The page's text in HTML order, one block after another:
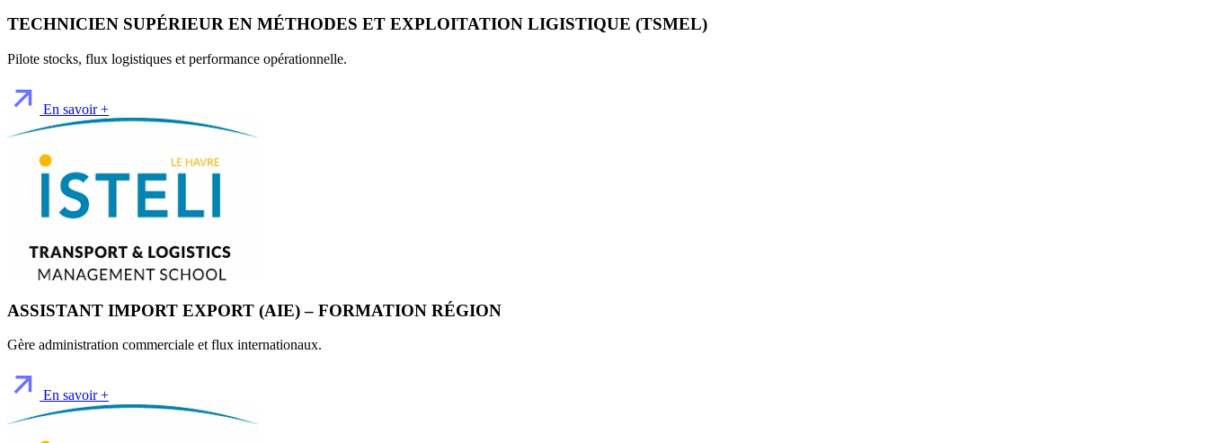
TECHNICIEN SUPÉRIEUR EN MÉTHODES ET EXPLOITATION LIGISTIQUE (TSMEL)
Pilote stocks, flux logistiques et performance opérationnelle.
En savoir +
ASSISTANT IMPORT EXPORT (AIE) – FORMATION RÉGION
Gère administration commerciale et flux internationaux.
En savoir +